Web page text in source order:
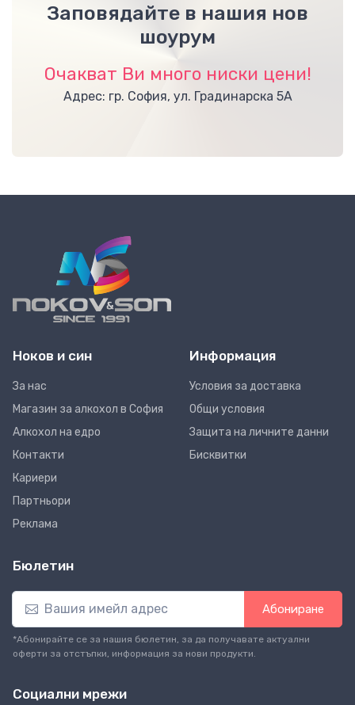
Заповядайте в нашия нов
шоурум
Очакват Ви много ниски цени!
Адрес: гр. София, ул. Градинарска 5А
Ноков и син
За нас
Магазин за алкохол в София
Алкохол на едро
Контакти
Кариери
Партньори
Реклама
Информация
Условия за доставка
Общи условия
Защита на личните данни
Бисквитки
Бюлетин
Абониране
*Абонирайте се за нашия бюлетин, за да получавате актуални
оферти за отстъпки, информация за нови продукти.
Социални мрежи